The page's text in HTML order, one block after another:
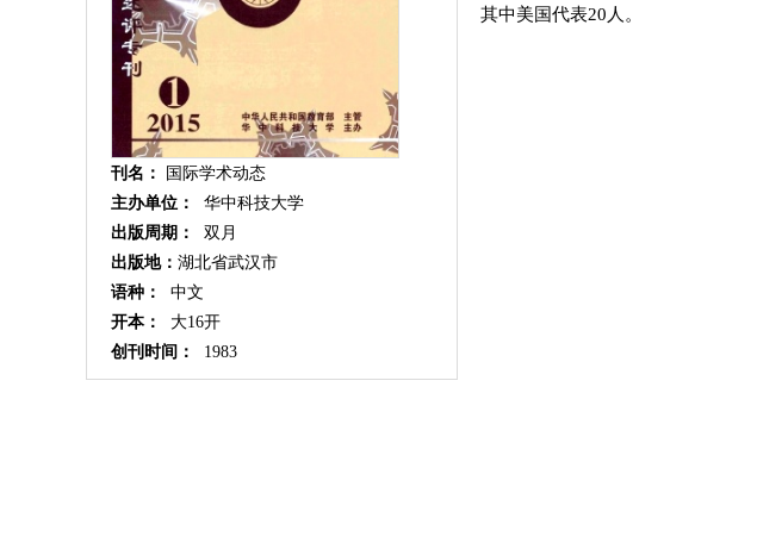
刊名：
国际学术动态
主办单位：
华中科技大学
出版周期：
双月
出版地： 湖北省武汉市
语种：
中文
开本：
大16开
创刊时间：
1983
其中美国代表20人。